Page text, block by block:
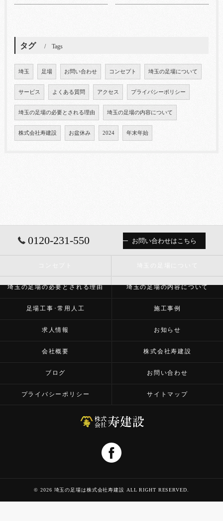
タグ Tags
埼玉 足場 お問い合わせ コンセプト 埼玉の足場について
サービス よくある質問 アクセス プライバシーポリシー
埼玉の足場の必要とされる理由 埼玉の足場の内容について
株式会社寿建設 お盆休み 2024 年末年始
0120-231-550 お問い合わせはこちら
埼玉の足場の必要とされる理由 埼玉の足場の内容について
足場工事･常用人工 施工事例
求人情報 お知らせ
会社概要 株式会社寿建設
ブログ お問い合わせ
プライバシーポリシー サイトマップ
© 2026 埼玉の足場は株式会社寿建設 ALL RIGHT RESERVED.